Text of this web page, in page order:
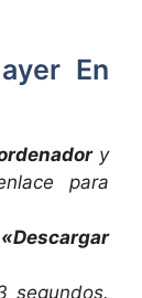
En
y
para
segundos.